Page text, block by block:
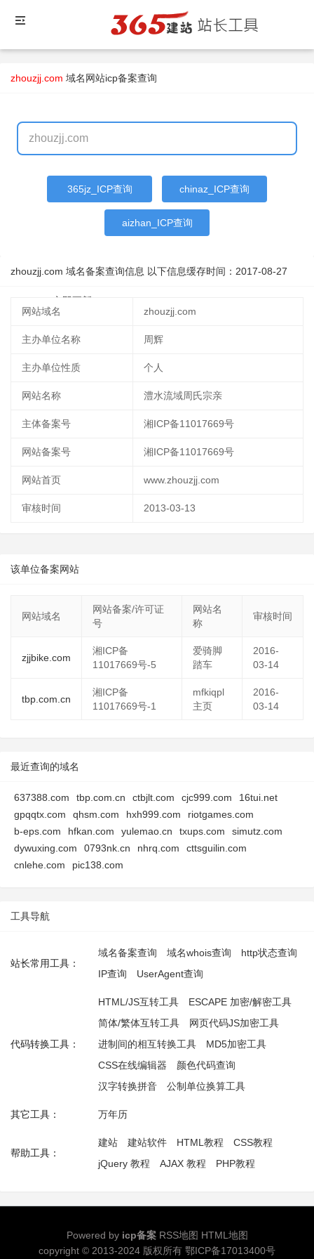
zhouzjj.com 域名网站icp备案查询
365jz_ICP查询 chinaz_ICP查询
aizhan_ICP查询
zhouzjj.com 域名备案查询信息 以下信息缓存时间： 2017-08-27
立即更新
网站域名
zhouzjj.com
主办单位名称 周辉
主办单位性质 个人
网站名称 澧水流域周氏宗亲
主体备案号 湘ICP备11017669号
网站备案号 湘ICP备11017669号
网站首页 www.zhouzjj.com
审核时间 2013-03-13
该单位备案网站
网站域名
网站备案/许可证
号
网站名
称
审核时间
zjjbike.com
湘ICP备
11017669号-5
爱骑脚
踏车
2016-
03-14
tbp.com.cn
湘ICP备
11017669号-1
mfkiqpl
主页
2016-
03-14
最近查询的域名
637388.com tbp.com.cn ctbjlt.com cjc999.com
16tui.net
gpqqtx.com
qhsm.com hxh999.com
riotgames.com
b-eps.com
hfkan.com yulemao.cn txups.com
simutz.com
dywuxing.com
0793nk.cn nhrq.com
cttsguilin.com
cnlehe.com
pic138.com
工具导航
站长常用工具：
域名备案查询 域名whois查询
http状态查询
IP查询
UserAgent查询
代码转换工具：
HTML/JS互转工具
ESCAPE 加密/解密工具
简体/繁体互转工具
网页代码JS加密工具
进制间的相互转换工具
MD5加密工具
CSS在线编辑器
颜色代码查询
汉字转换拼音
公制单位换算工具
其它工具： 万年历
帮助工具：
建站 建站软件 HTML教程
CSS教程
jQuery 教程
AJAX 教程 PHP教程
Powered by icp备案 RSS地图 HTML地图
copyright © 2013-2024 版权所有 鄂ICP备17013400号